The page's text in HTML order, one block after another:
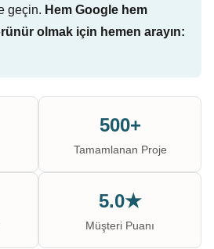
geçin. Hem Google hem
olmak için hemen arayın:
500+
Tamamlanan Proje
5.0★
Müşteri Puanı